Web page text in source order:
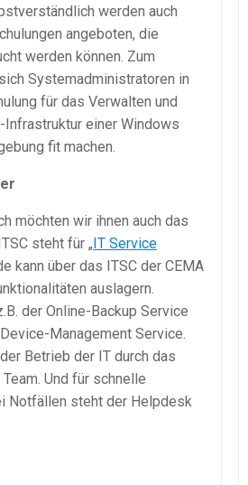
werden auch
angeboten, die
werden können. Zum
Systemadministratoren in
für das Verwalten und
Infrastruktur einer Windows
fit machen.
möchten wir ihnen auch das
steht für „IT Service
kann über das ITSC der CEMA
auslagern.
der Online-Backup Service
Management Service.
Betrieb der IT durch das
Und für schnelle
Notfällen steht der Helpdesk